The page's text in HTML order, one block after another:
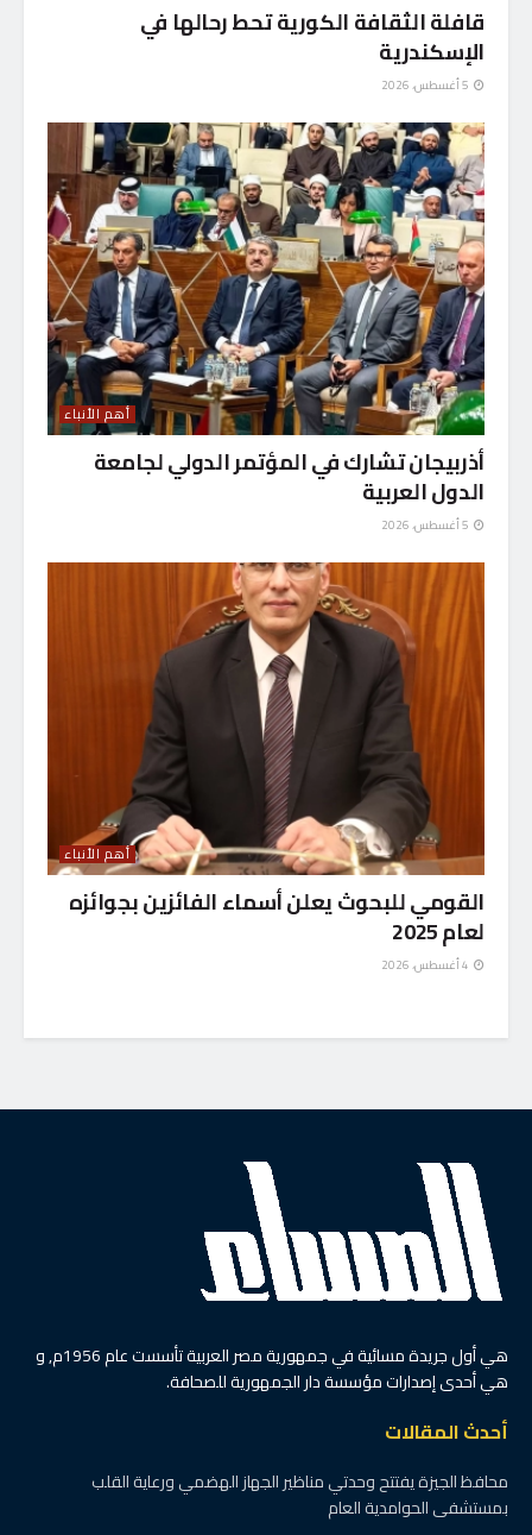
قافلة الثقافة الكورية تحط رحالها في
الإسكندرية
أهم الأنباء
أذربيجان تشارك في المؤتمر الدولي لجامعة
الدول العربية
أهم الأنباء
القومي للبحوث يعلن أسماء الفائزين بجوائزه
لعام 2025
هي أول جريدة مسائية في جمهورية مصر العربية تأسست عام 1956م, و
هي أحدى إصدارات مؤسسة دار الجمهورية للصحافة.
أحدث المقالات
محافظ الجيزة يفتتح وحدتي مناظير الجهاز الهضمي ورعاية القلب
بمستشفى الحوامدية العام